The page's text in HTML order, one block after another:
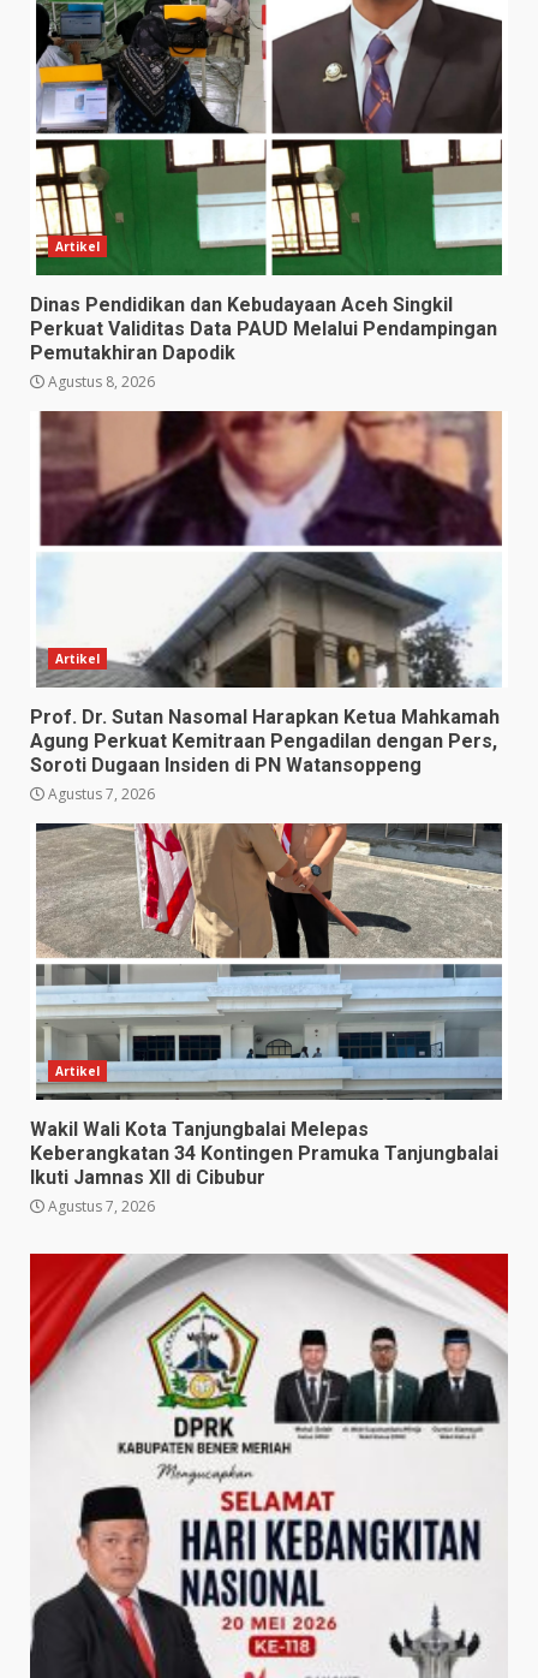
Artikel
Dinas Pendidikan dan Kebudayaan Aceh Singkil
Perkuat Validitas Data PAUD Melalui Pendampingan
Pemutakhiran Dapodik
Agustus 8, 2026
Artikel
Prof. Dr. Sutan Nasomal Harapkan Ketua Mahkamah
Agung Perkuat Kemitraan Pengadilan dengan Pers,
Soroti Dugaan Insiden di PN Watansoppeng
Agustus 7, 2026
Artikel
Wakil Wali Kota Tanjungbalai Melepas
Keberangkatan 34 Kontingen Pramuka Tanjungbalai
Ikuti Jamnas XII di Cibubur
Agustus 7, 2026